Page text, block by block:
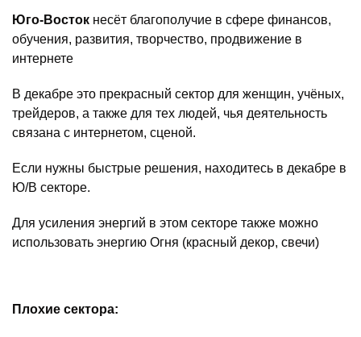
Юго-Восток несёт благополучие в сфере финансов,
обучения, развития, творчество, продвижение в
интернете
В декабре это прекрасный сектор для женщин, учёных,
трейдеров, а также для тех людей, чья деятельность
связана с интернетом, сценой.
Если нужны быстрые решения, находитесь в декабре в
Ю/В секторе.
Для усиления энергий в этом секторе также можно
использовать энергию Огня (красный декор, свечи)
Плохие сектора: